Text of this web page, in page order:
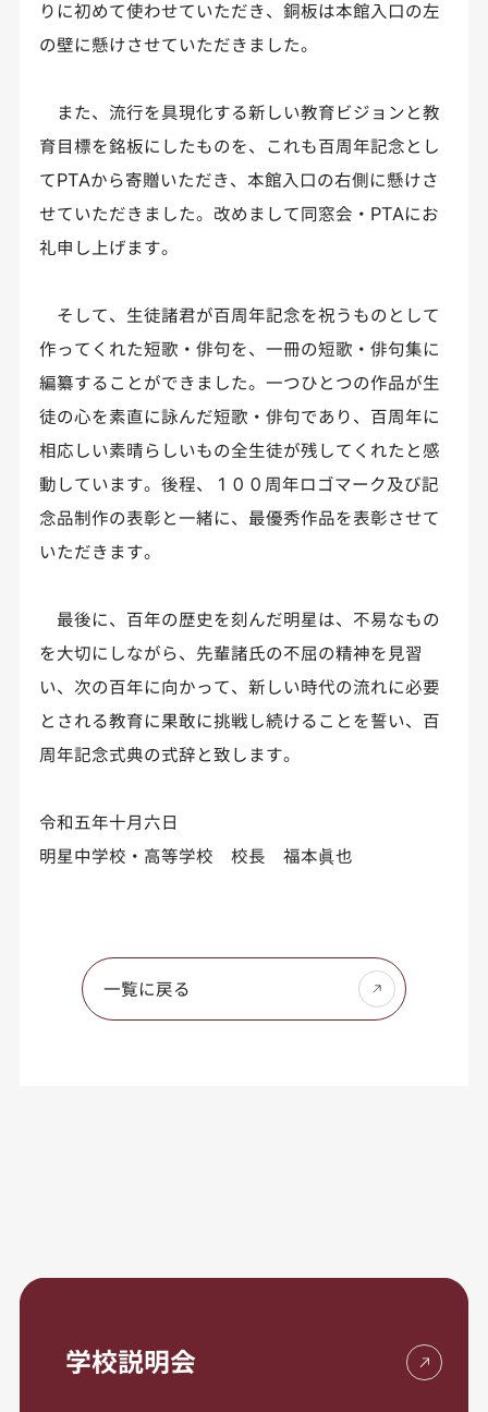
りに初めて使わせていただき、銅板は本館入口の左
の壁に懸けさせていただきました。
また、流行を具現化する新しい教育ビジョンと教
育目標を銘板にしたものを、これも百周年記念とし
てPTAから寄贈いただき、本館入口の右側に懸けさ
せていただきました。改めまして同窓会・PTAにお
礼申し上げます。
そして、生徒諸君が百周年記念を祝うものとして
作ってくれた短歌・俳句を、一冊の短歌・俳句集に
編纂することができました。一つひとつの作品が生
徒の心を素直に詠んだ短歌・俳句であり、百周年に
相応しい素晴らしいもの全生徒が残してくれたと感
動しています。後程、１００周年ロゴマーク及び記
念品制作の表彰と一緒に、最優秀作品を表彰させて
いただきます。
最後に、百年の歴史を刻んだ明星は、不易なもの
を大切にしながら、先輩諸氏の不屈の精神を見習
い、次の百年に向かって、新しい時代の流れに必要
とされる教育に果敢に挑戦し続けることを誓い、百
周年記念式典の式辞と致します。
令和五年十月六日
明星中学校・高等学校 校長 福本眞也
一覧に戻る
学校説明会